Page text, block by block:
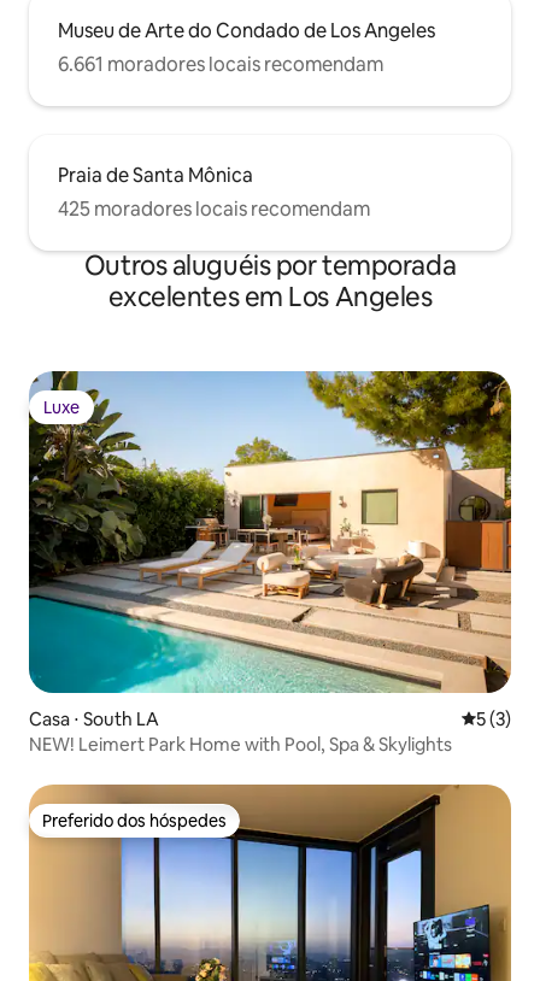
Museu de Arte do Condado de Los Angeles
6.661 moradores locais recomendam
Praia de Santa Mônica
425 moradores locais recomendam
Outros aluguéis por temporada
excelentes em Los Angeles
Luxe
Luxe
Casa ⋅ South LA 5 de
5 (3)
NEW! Leimert Park Home with Pool, Spa & Skylights
Preferido dos hóspedes
Preferido dos hóspedes